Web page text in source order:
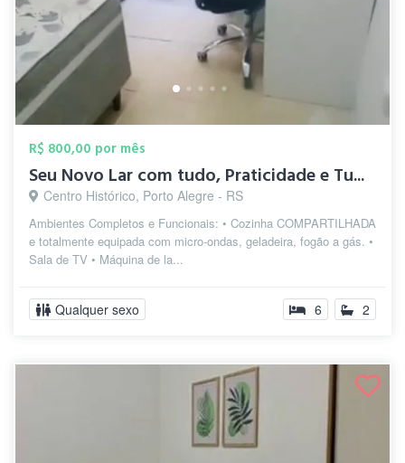
R$ 800,00 por mês
Seu Novo Lar com tudo, Praticidade e Tu...
Centro Histórico, Porto Alegre - RS
Ambientes Completos e Funcionais: • Cozinha COMPARTILHADA
e totalmente equipada com micro-ondas, geladeira, fogão a gás. •
Sala de TV • Máquina de la...
Qualquer sexo 6 2